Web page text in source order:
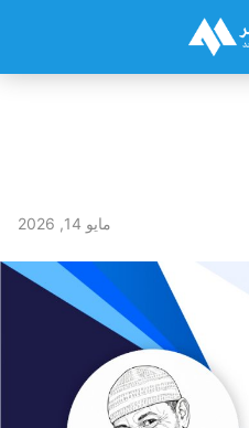
مايو 14, 2026